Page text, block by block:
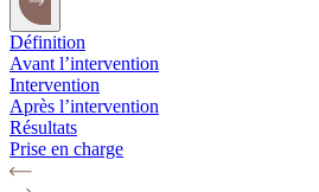
Définition
Avant l’intervention
Intervention
Après l’intervention
Résultats
Prise en charge